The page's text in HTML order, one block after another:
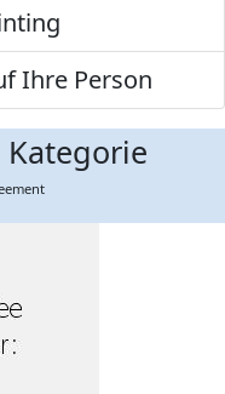
Ihre Person